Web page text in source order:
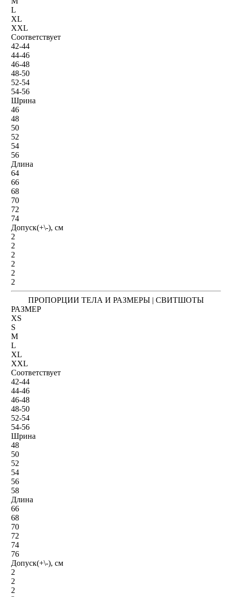
L
XL
XXL
Соответствует
42-44
44-46
46-48
48-50
52-54
54-56
Шрина
46
48
50
52
54
56
Длина
64
66
68
70
72
74
Допуск(+\-), см
2
2
2
2
2
2
ПРОПОРЦИИ ТЕЛА И РАЗМЕРЫ | СВИТШОТЫ
РАЗМЕР
XS
S
M
L
XL
XXL
Соответствует
42-44
44-46
46-48
48-50
52-54
54-56
Шрина
48
50
52
54
56
58
Длина
66
68
70
72
74
76
Допуск(+\-), см
2
2
2